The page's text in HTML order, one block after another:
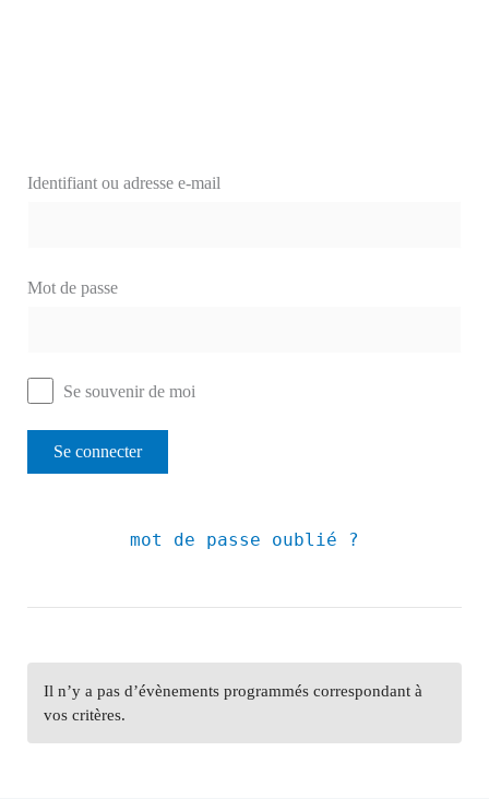
Identifiant ou adresse e-mail
Mot de passe
Se souvenir de moi
mot de passe oublié ?
Il n’y a pas d’évènements programmés correspondant à
vos critères.